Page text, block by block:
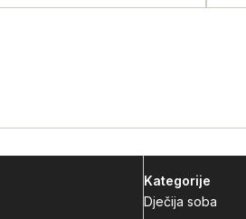
Kategorije
Dječija soba